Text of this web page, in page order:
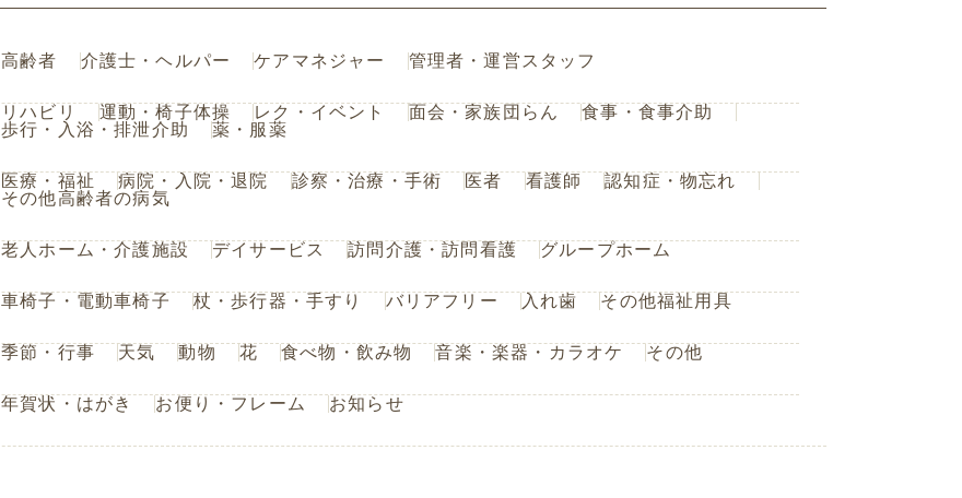
高齢者 介護士・ヘルパー ケアマネジャー 管理者・運営スタッフ
リハビリ 運動・椅子体操 レク・イベント 面会・家族団らん
食事・食事介助
歩行・入浴・排泄介助
薬・服薬
医療・福祉 病院・入院・退院 診察・治療・手術 医者 看護師
認知症・物忘れ
その他高齢者の病気
老人ホーム・介護施設 デイサービス 訪問介護・訪問看護 グループホーム
車椅子・電動車椅子 杖・歩行器・手すり バリアフリー 入れ歯 その他福祉用具
季節・行事 天気 動物 花 食べ物・飲み物 音楽・楽器・カラオケ その他
年賀状・はがき お便り・フレーム お知らせ